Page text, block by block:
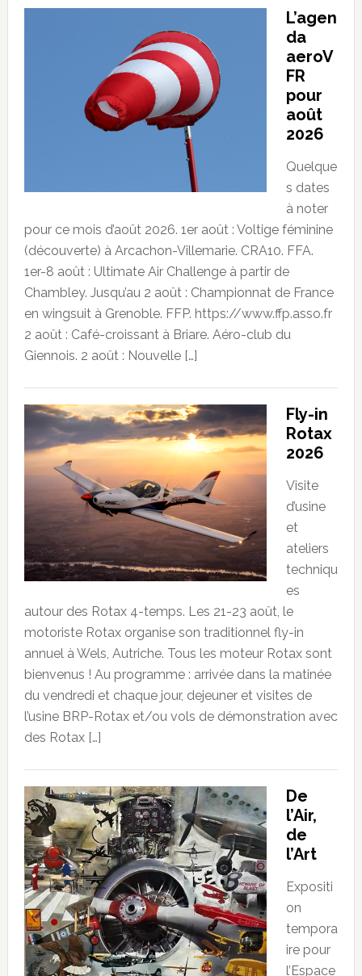
L’agen
da
aeroV
FR
pour
août
2026
Quelque
s dates
à noter
pour ce mois d’août 2026. 1er août : Voltige féminine
(découverte) à Arcachon-Villemarie. CRA10. FFA.
1er-8 août : Ultimate Air Challenge à partir de
Chambley. Jusqu’au 2 août : Championnat de France
en wingsuit à Grenoble. FFP. https://www.ffp.asso.fr
2 août : Café-croissant à Briare. Aéro-club du
Giennois. 2 août : Nouvelle […]
Fly-in
Rotax
2026
Visite
d’usine
et
ateliers
techniqu
es
autour des Rotax 4-temps. Les 21-23 août, le
motoriste Rotax organise son traditionnel fly-in
annuel à Wels, Autriche. Tous les moteur Rotax sont
bienvenus ! Au programme : arrivée dans la matinée
du vendredi et chaque jour, dejeuner et visites de
l’usine BRP-Rotax et/ou vols de démonstration avec
des Rotax […]
De
l’Air,
de
l’Art
Expositi
on
tempora
ire pour
l’Espace